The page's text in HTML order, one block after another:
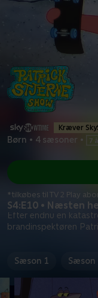
Kræver
Børn • 4 sæsoner •
S4:E10 • Næsten
Efter endnu en
brandinspektøren
*tilkøbes til TV 2 Play
Sæson 1 Sæson